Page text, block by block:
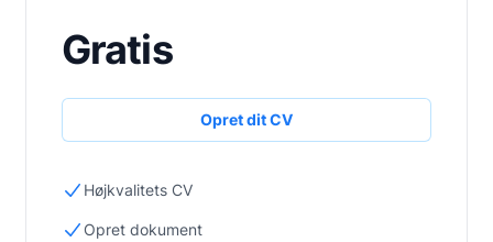
Gratis
Opret dit CV
Højkvalitets CV
Opret dokument